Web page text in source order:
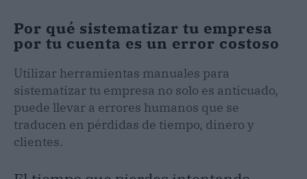
Por qué sistematizar tu empresa
por tu cuenta es un error costoso
Utilizar herramientas manuales para
sistematizar tu empresa no solo es anticuado,
puede llevar a errores humanos que se
traducen en pérdidas de tiempo, dinero y
clientes.